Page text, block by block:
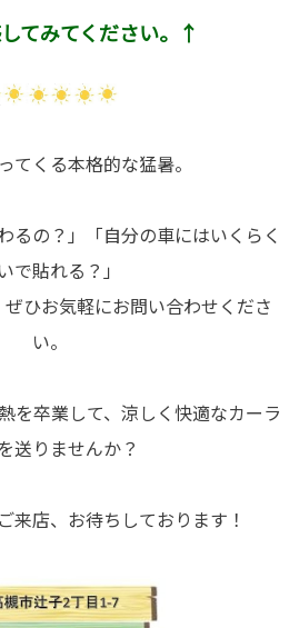
てみてください。↑
てくる本格的な猛暑。
るの？」「自分の車にはいくらく
で貼れる？」
ひお気軽にお問い合わせくださ
い。
を卒業して、涼しく快適なカーラ
送りませんか？
来店、お待ちしております！